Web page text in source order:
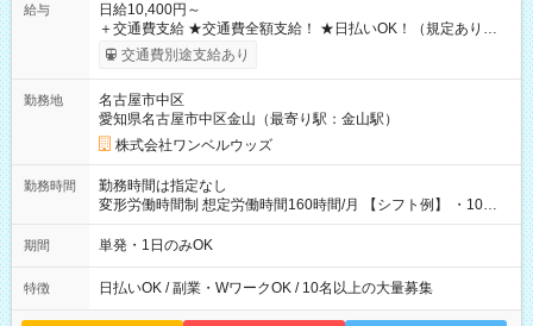
給与
日給10,400円～
＋交通費支給 ★交通費全額支給！ ★日払いOK！（規定あり） ┗
働いたその日に現金GET♪ お仕事後はコンビニATMから 日払
交通費別途支給あり
勤務地
名古屋市中区
愛知県名古屋市中区金山（最寄り駅：金山駅）
株式会社ワンベルウッズ
勤務時間
勤務時間は指定なし
変形労働時間制 想定労働時間160時間/月 【シフト例】 ・10：
00～20：00
期間 単発・1日のみOK
特徴 日払いOK / 副業・WワークOK / 10名以上の大量募集